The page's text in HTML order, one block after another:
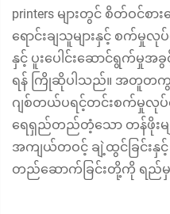
printers များတွင် စိတ်ဝင်စာ
ရောင်းချသူများနှင့် စက်မှု
နှင့် ပူးပေါင်းဆောင်ရွက်မှုအ
ရန် ကြိုဆိုပါသည်။ အတူတကွ ပူ
ဂျစ်တယ်ပရင့်တင်းစက်မှုလုပ်
ရေရှည်တည်တံ့သော တန်ဖိုးမျ
အကျယ်တဝင့် ချဲ့ထွင်ခြင်းနှ
တည်ဆောက်ခြင်းတို့ကို ရည်မှ